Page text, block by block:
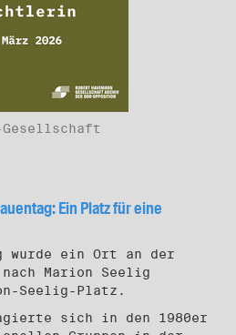
Gesellschaft
Ein Platz für eine
wurde ein Ort an der
Marion Seelig
Seelig-Platz.
sich in den 1980er